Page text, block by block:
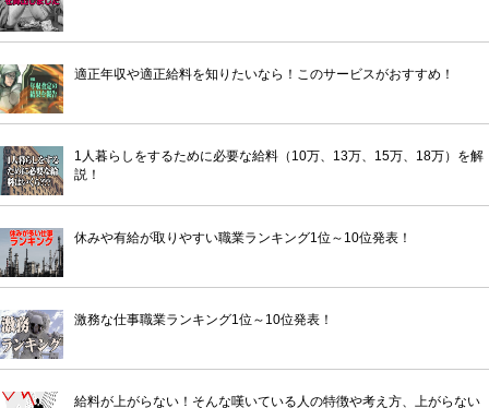
適正年収や適正給料を知りたいなら！このサービスがおすすめ！
1人暮らしをするために必要な給料（10万、13万、15万、18万）を解
説！
休みや有給が取りやすい職業ランキング1位～10位発表！
激務な仕事職業ランキング1位～10位発表！
給料が上がらない！そんな嘆いている人の特徴や考え方、上がらない